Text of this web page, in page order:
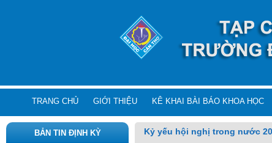
TRANG CHỦ GIỚI THIỆU KÊ KHAI BÀI BÁO KHOA HỌC
BẢN TIN ĐỊNH KỲ Kỷ yếu hội nghị trong nước